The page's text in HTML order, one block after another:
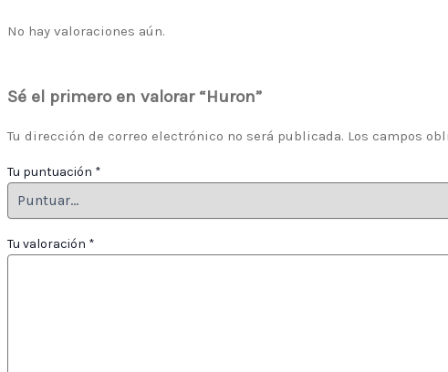
No hay valoraciones aún.
Sé el primero en valorar “Huron”
Tu dirección de correo electrónico no será publicada. Los campos
Tu puntuación *
Tu valoración *